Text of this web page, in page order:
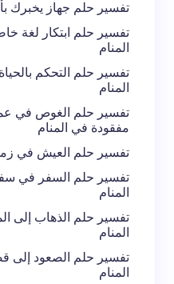
لاستخدامه في المرة
تفسير حلم جهاز يخبرك
تفسير حلم ابتكار لغة
المنام
تفسير حلم التحكم
المنام
تفسير حلم الغوص في
مفقودة في المنام
تفسير حلم العيش في
تفسير حلم السفر في
المنام
تفسير حلم الذهاب إلى
المنام
تفسير حلم الصعود
المنام